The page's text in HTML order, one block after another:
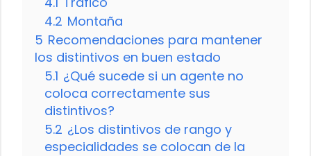
4.2 Montaña
5 Recomendaciones para mantener
los distintivos en buen estado
5.1 ¿Qué sucede si un agente no
coloca correctamente sus
distintivos?
5.2 ¿Los distintivos de rango y
especialidades se colocan de la